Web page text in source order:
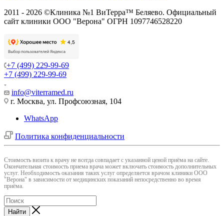
2011 - 2026 ©Клиника №1 ВиТерра™ Беляево. Официальный
сайт клиники ООО "Верона" ОГРН 1097746528220
+7 (499) 229-99-69
+7 (499) 229-99-69
info@viterramed.ru
г. Москва, ул. Профсоюзная, 104
WhatsApp
Политика конфиденциальности
Cтоимость визита к врачу не всегда совпадает с указанной ценой приёма на сайте.
Окончательная стоимость приема врача может включать стоимость дополнительных
услуг. Необходимость оказания таких услуг определяется врачом клиники ООО
"Верона" в зависимости от медицинских показаний непосредственно во время
приёма.
Найти